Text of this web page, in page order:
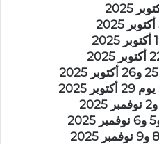
2025